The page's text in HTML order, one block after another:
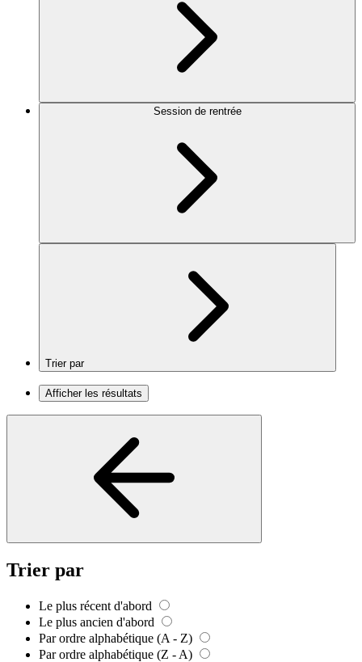
Session de rentrée
Trier par
Afficher les résultats
Trier par
Le plus récent d'abord
Le plus ancien d'abord
Par ordre alphabétique (A - Z)
Par ordre alphabétique (Z - A)